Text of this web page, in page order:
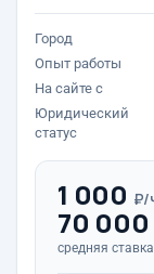
Город
Опыт работы
На сайте с
Юридический
статус
1 000 ₽/
70 000
средняя ставка